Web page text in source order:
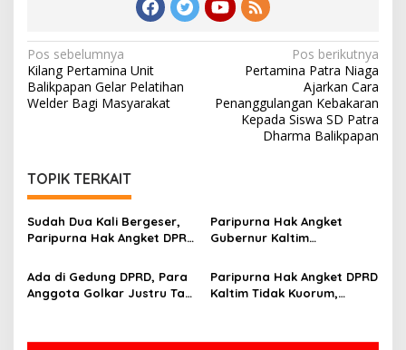
Navigasi
pos
Pos sebelumnya
Kilang Pertamina Unit
Balikpapan Gelar Pelatihan
Welder Bagi Masyarakat
Pos berikutnya
Pertamina Patra Niaga
Ajarkan Cara
Penanggulangan Kebakaran
Kepada Siswa SD Patra
Dharma Balikpapan
TOPIK TERKAIT
Sudah Dua Kali Bergeser,
Paripurna Hak Angket DPRD
Paripurna Hak Angket
Gubernur Kaltim
Digelar Hingga Tiga Kali
Sidang
Ada di Gedung DPRD, Para
Anggota Golkar Justru Tak
Paripurna Hak Angket DPRD
Kaltim Tidak Kuorum,